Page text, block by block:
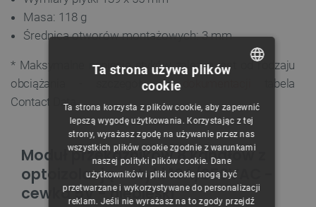
Masa: 118 g
Średnica otworów montażowych: 3 mm
* Maksymalne napięcie styków zależne jest od rodzaju
obciążania - szczegóły w
tabela
Contact Data.
Moduł przekaźników 8 kanałów z
optoizolacją - styki 10A/250VAC -
cewka 5V - niebieski
CZECH
ENGLISH
GERMAN
Ta strona używa plików
cookie
Ta strona korzysta z plików cookie, aby zapewnić
lepszą wygodę użytkowania. Korzystając z tej
strony, wyrażasz zgodę na używanie przez nas
wszystkich plików cookie zgodnie z warunkami
naszej polityki plików cookie. Dane
użytkowników i pliki cookie mogą być
przetwarzane i wykorzystywane do personalizacji
reklam. Jeśli nie wyrażasz na to zgody przejdź